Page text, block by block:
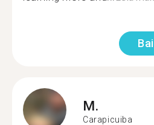
M.
Carapicuiba